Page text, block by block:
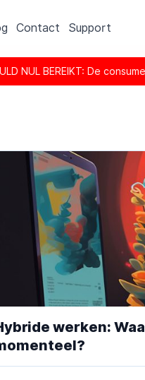
Contact Support
NUL BEREIKT: De
werken: